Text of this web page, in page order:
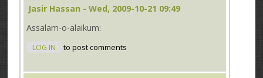
Jasir Hassan - Wed, 2009-10-21 09:49
Assalam-o-alaikum:
LOG IN to post comments